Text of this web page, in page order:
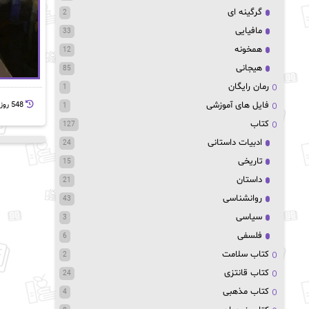
548 روز پيش
گرگینه ای 2
مافیایی 33
همخونه 12
هیجانی 85
رمان رایگان 1
فایل های آموزشی 1
کتاب 127
ادبیات داستانی 24
تاریخی 15
داستان 21
روانشناسی 43
سیاسی 3
فلسفی 6
کتاب سلامت 2
کتاب قانتزی 24
کتاب مذهبی 4